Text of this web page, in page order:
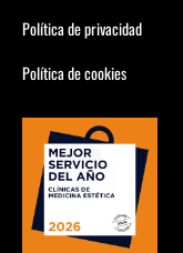
Política de privacidad
Política de cookies